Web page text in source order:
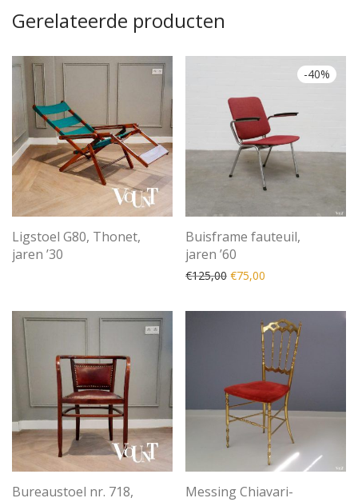
Gerelateerde producten
Ligstoel G80, Thonet,
jaren ’30
-40%
Buisframe fauteuil,
jaren ’60
€125,00 Oorspronkelijke prijs
€75,00
Bureaustoel nr. 718,
Messing Chiavari-